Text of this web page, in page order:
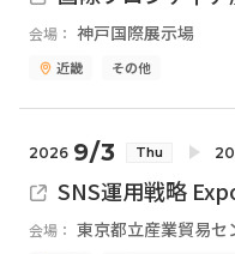
会場： 神戸国際展示場
近畿 その他
2026 9/3 Thu
SNS運用戦略
会場： 東京都立産業貿易セ